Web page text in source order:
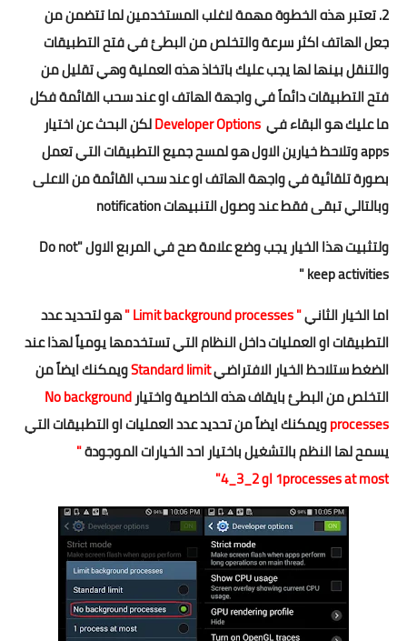
2. تعتبر هذه الخطوة مهمة لاغلب المستخدمين لما تتضمن من
جعل الهاتف اكثر سرعة والتخلص من البطئ في فتح التطبيقات
والتنقل بينها لها يجب عليك باتخاذ هذه العملية وهي تقليل من
فتح التطبيقات دائماً في واجهة الهاتف او عند سحب القائمة فكل
ما عليك هو البقاء في Developer Optionsلكن البحث عن اختيار
apps وتلاحظ خيارين الاول هو لمسح جميع التطبيقات التي تعمل
بصورة تلقائية في واجهة الهاتف او عند سحب القائمة من الاعلى
وبالتالي تبقى فقط عند وصول التنبيهات notification
ولتثبيت هذا الخيار يجب وضع علامة صح في المربع الاول "Do not
keep activities "
اما الخيار الثاني" Limit background processes "
هو لتحديد عدد
التطبيقات او العمليات داخل النظام التي تستخدمها يومياً لهذا عند
الضغط ستلاحظ الخيار الافتراضيStandard limitويمكنك ايضاً من
التخلص من البطئ بايقاف هذه الخاصية واختيار No background
processesويمكنك ايضاً من تحديد عدد العمليات او التطبيقات التي
يسمح لها النظم بالتشغيل باختيار احد الخيارات الموجودة"
1processes at most او 2_3_4"